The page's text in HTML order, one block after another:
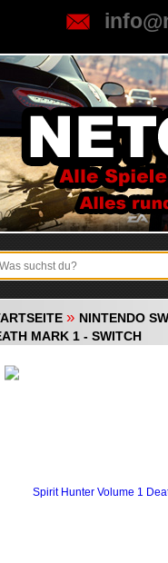
» NINTENDO
MARK 1 - SWITCH